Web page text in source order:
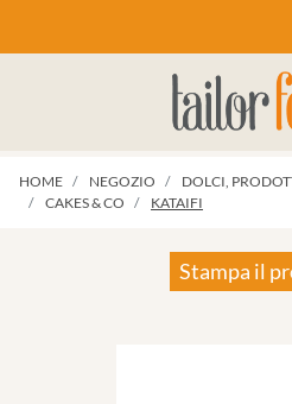
HOME NEGOZIO
DOLCI,
CAKES & CO
KATAIFI
Stampa il